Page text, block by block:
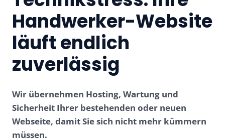
Handwerker-Website
läuft endlich
zuverlässig
Wir übernehmen Hosting, Wartung und
Sicherheit Ihrer bestehenden oder neuen
Webseite, damit Sie sich nicht mehr kümmern
müssen.